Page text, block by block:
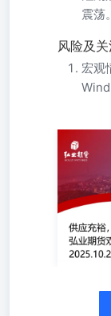
震荡。
风险及
宏观
Wind
金融研究
场70g本
双胶纸价
出，局部
整运行，
5500元/
吨，化机
应:上周
双胶纸产